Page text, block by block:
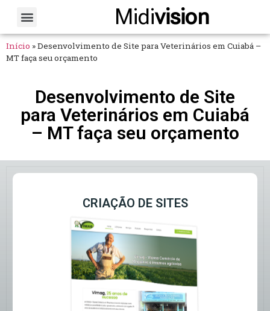
Midivision
Início »Desenvolvimento de Site para Veterinários em Cuiabá –
MT faça seu orçamento
Desenvolvimento de Site
para Veterinários em Cuiabá
– MT faça seu orçamento
CRIAÇÃO DE SITES